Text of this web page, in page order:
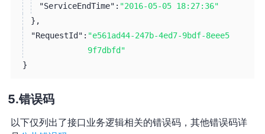
"ServiceEndTime": "2016-05-05 18:27:36"
} ,
"RequestId": "e561ad44-247b-4ed7-9bdf-8eee5
9f7dbfd"
}
错误码
以下仅列出了接口业务逻辑相关的错误码，其他错误码详